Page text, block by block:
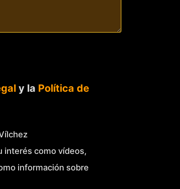
y la Política de
interés como vídeos,
información sobre